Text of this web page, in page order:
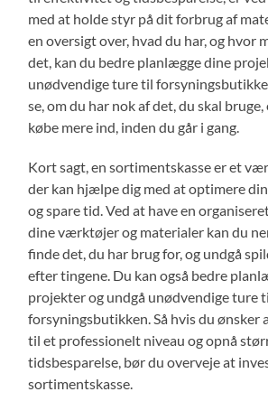
med at holde styr på dit forbrug af
en oversigt over, hvad du har, og hvor
det, kan du bedre planlægge dine
unødvendige ture til
se, om du har nok af det, du skal
købe mere ind, inden du går i gang.
Kort sagt, en sortimentskasse er et
der kan hjælpe dig med at optimere
og spare tid. Ved at have en
dine værktøjer og materialer kan du
finde det, du har brug for, og undgå
efter tingene. Du kan også bedre
projekter og undgå unødvendige ture
forsyningsbutikken. Så hvis du ønsker
til et professionelt niveau og opnå
tidsbesparelse, bør du overveje at
sortimentskasse.